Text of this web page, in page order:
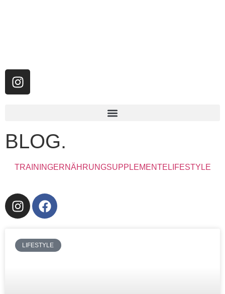
BLOG.
TRAININGERNÄHRUNGSUPPLEMENTE LIFESTYLE
LIFESTYLE